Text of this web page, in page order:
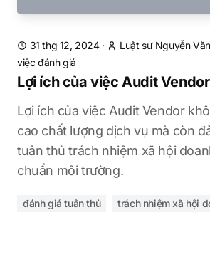
31 thg 12, 2024· Luật sư Nguyễn
việc đánh giá
Lợi ích của việc Audit Vendor
Lợi ích của việc Audit Vendor
cao chất lượng dịch vụ mà còn
tuân thủ trách nhiệm xã hội
chuẩn môi trường.
đánh giá tuân thủ trách nhiệm xã hội